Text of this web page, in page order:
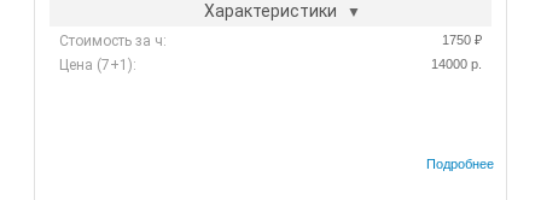
Характеристики
Стоимость за ч: 1750 ₽
Цена (7+1): 14000 р.